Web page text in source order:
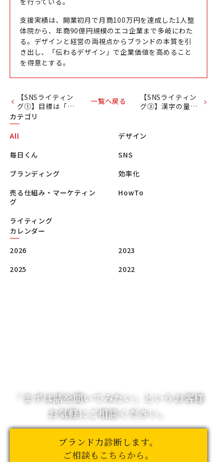
カテゴリ
All
毎日くん
ブランディング
売る仕組み・マーケティン
グ
ライティング
デザイン
SNS
効率化
HowTo
カレンダー
2026
2025
2023
2022
支援実績は、開業初月で月商100万円を達成した1人整
体院から、年商90億円規模のエコ企業まで多岐にわた
る。デザインと経営の両視点からブランドの本質を引
き出し、「伝わるデザイン」で企業価値を高めること
を得意とする。
【SNSライティン
グ①】目標は「完
読」。SNSライテ
ィングの基本マイ
ンドセットとチェ
一覧へ戻る
【SNSライティン
グ③】漢字の量３
い！
「まずは話を聞いてみたい」
というお客様
お気軽にご相談ください。
ブランド力診断します。
ご相談もこちらから。